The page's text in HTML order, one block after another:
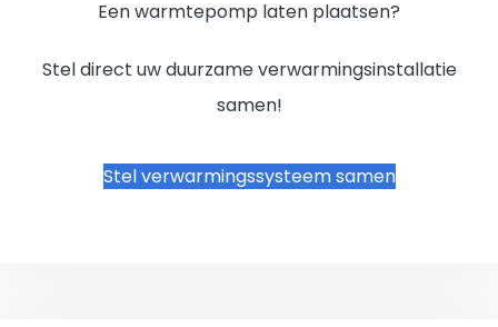
Een warmtepomp laten plaatsen?
Stel direct uw duurzame verwarmingsinstallatie
samen!
Stel verwarmingssysteem samen